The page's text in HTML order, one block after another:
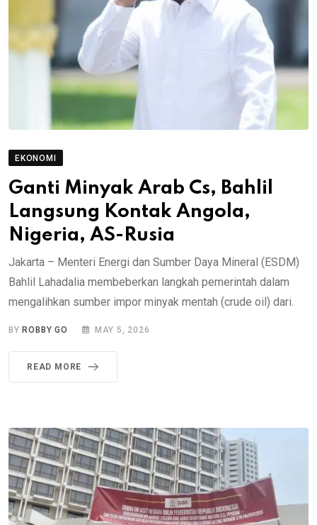
EKONOMI
Ganti Minyak Arab Cs, Bahlil
Langsung Kontak Angola,
Nigeria, AS-Rusia
Jakarta – Menteri Energi dan Sumber Daya Mineral (ESDM)
Bahlil Lahadalia membeberkan langkah pemerintah dalam
mengalihkan sumber impor minyak mentah (crude oil) dari.
BYROBBY GO MAY 5, 2026
READ MORE